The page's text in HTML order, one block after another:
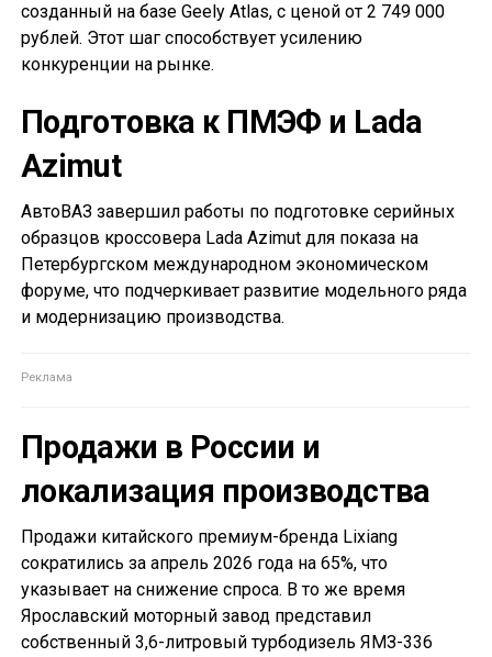
созданный на базе Geely Atlas, с ценой от 2 749 000
рублей. Этот шаг способствует усилению
конкуренции на рынке.
Подготовка к ПМЭФ и Lada
Azimut
АвтоВАЗ завершил работы по подготовке серийных
образцов кроссовера Lada Azimut для показа на
Петербургском международном экономическом
форуме, что подчеркивает развитие модельного ряда
и модернизацию производства.
Продажи в России и
локализация производства
Продажи китайского премиум-бренда Lixiang
сократились за апрель 2026 года на 65%, что
указывает на снижение спроса. В то же время
Ярославский моторный завод представил
собственный 3,6-литровый турбодизель ЯМЗ-336